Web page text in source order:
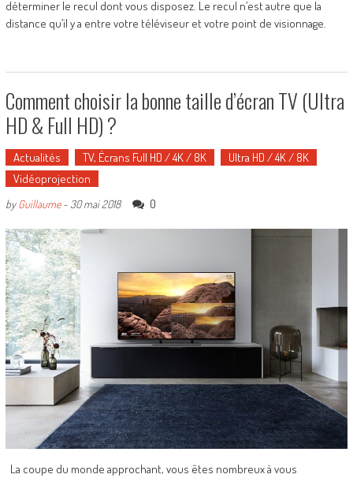
déterminer le recul dont vous disposez. Le recul n’est autre que la
distance qu’il y a entre votre téléviseur et votre point de visionnage.
Comment choisir la bonne taille d’écran TV (Ultra
HD & Full HD) ?
Actualités TV, Écrans Full HD / 4K / 8K
Ultra HD / 4K / 8K
Vidéoprojection
byGuillaume- 30 mai 2018 0
La coupe du monde approchant, vous êtes nombreux à vous